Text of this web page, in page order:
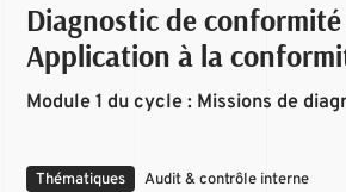
Diagnostic de
Application à la
Module 1 du cycle : Missions de
Thématiques
Audit & contrôle interne